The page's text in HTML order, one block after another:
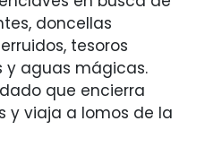
doncellas
tesoros
y aguas mágicas.
que encierra
y viaja a lomos de la